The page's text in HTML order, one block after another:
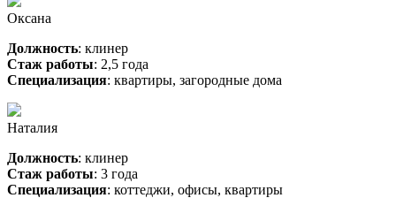
Оксана
Должность: клинер
Стаж работы: 2,5 года
Специализация: квартиры, загородные дома
Наталия
Должность: клинер
Стаж работы: 3 года
Специализация: коттеджи, офисы, квартиры